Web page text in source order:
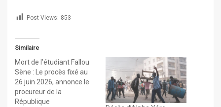
Post Views: 853
Similaire
Mort de l’étudiant Fallou
Sène : Le procès fixé au
26 juin 2026, annonce le
procureur de la
République